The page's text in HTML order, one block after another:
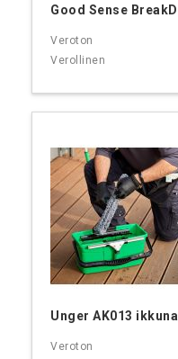
Good Sense
Unger AK013